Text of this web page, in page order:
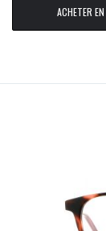
ACHETER